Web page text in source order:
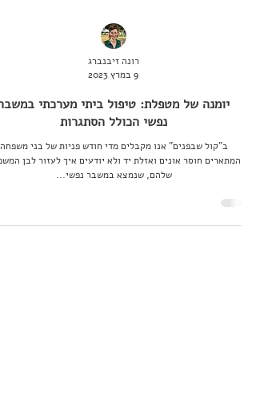
רונה זיבנברג
9 במרץ 2023
יומנה של מטפלת: טיפול ביתי מערכתי
נפשי הכולל הסתגרות
ב"קול שבפנים" אנו מקבלים מדי חודש פניות של בני משפחה
המתארים חוסר אונים ואזלת יד ולא יודעים איך לעזור לבן
שלהם, שנמצא במשבר נפשי...